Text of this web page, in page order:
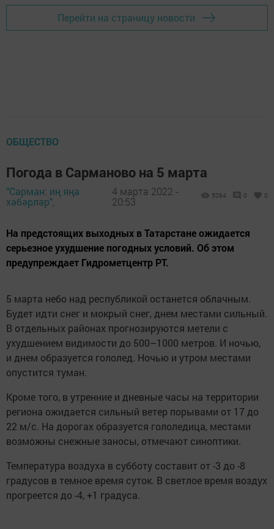
Перейти на страницу новости
ОБЩЕСТВО
Погода в Сарманово на 5 марта
"Сарман: иң яңа
хәбәрләр",
4 марта 2022 -
20:53
5094 0 0
На предстоящих выходных в Татарстане ожидается
серьезное ухудшение погодных условий. Об этом
предупреждает Гидрометцентр РТ.
5 марта небо над республикой останется облачным.
Будет идти снег и мокрый снег, днем местами сильный.
В отдельных районах прогнозируются метели с
ухудшением видимости до 500–1000 метров. И ночью,
и днем образуется гололед. Ночью и утром местами
опустится туман.
Кроме того, в утренние и дневные часы на территории
региона ожидается сильный ветер порывами от 17 до
22 м/с. На дорогах образуется гололедица, местами
возможны снежные заносы, отмечают синоптики.
Температура воздуха в субботу составит от -3 до -8
градусов в темное время суток. В светлое время воздух
прогреется до -4, +1 градуса.